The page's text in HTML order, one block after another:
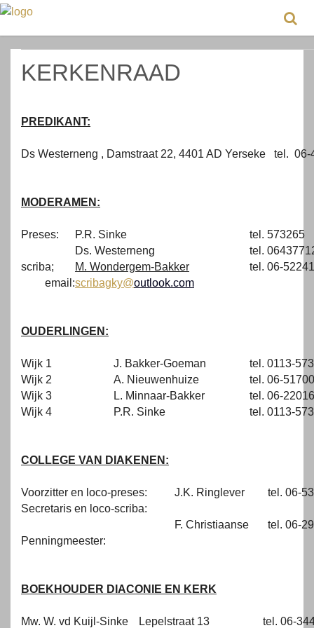
KERKENRAAD
PREDIKANT:
Ds Westerneng , Damstraat 22, 4401 AD Yerseke tel. 06-
MODERAMEN:
Preses: P.R. Sinke
tel. 573265
Ds. Westerneng
tel.
scriba;
email:
M. Wondergem-Bakker
scribagky@outlook.com
tel. 06-
OUDERLINGEN:
Wijk 1 J. Bakker-Goeman
tel. 0113-
Wijk 2
A. Nieuwenhuize
tel. 06-
Wijk 3
L. Minnaar-Bakker
tel. 06-
Wijk 4
P.R. Sinke tel. 0113-
COLLEGE VAN DIAKENEN:
Voorzitter en loco-preses: J.K. Ringlever
tel. 06-
Secretaris en loco-scriba:
F. Christiaanse
tel. 06-
Penningmeester:
BOEKHOUDER DIACONIE EN KERK
Mw. W. vd Kuijl-Sinke Lepelstraat 13 tel. 06-